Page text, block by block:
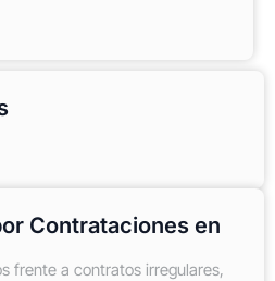
Contrataciones en
frente a contratos irregulares,